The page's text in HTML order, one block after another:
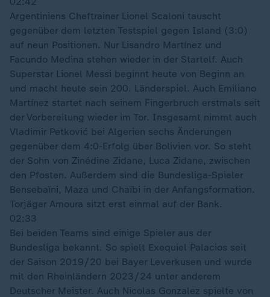
Argentiniens Cheftrainer Lionel Scaloni tauscht
gegenüber dem letzten Testspiel gegen Island (3:0)
auf neun Positionen. Nur Lisandro Martínez und
Facundo Medina stehen wieder in der Startelf. Auch
Superstar Lionel Messi beginnt heute von Beginn an
und macht heute sein 200. Länderspiel. Auch Emiliano
Martínez startet nach seinem Fingerbruch erstmals seit
der Vorbereitung wieder im Tor. Insgesamt nimmt auch
Vladimir Petković bei Algerien sechs Änderungen
gegenüber dem 4:0-Erfolg über Bolivien vor. So steht
der Sohn von Zinédine Zidane, Luca Zidane, zwischen
den Pfosten. Außerdem sind die Bundesliga-Spieler
Bensebaïni, Maza und Chaïbi in der Anfangsformation.
Torjäger Amoura sitzt erst einmal auf der Bank.
02:33
Bei beiden Teams sind einige Spieler aus der
Bundesliga bekannt. So spielt Exequiel Palacios seit
der Saison 2019/20 bei Bayer Leverkusen und wurde
mit den Rheinländern 2023/24 unter anderem
Deutscher Meister. Auch Nicolas Gonzalez spielte von